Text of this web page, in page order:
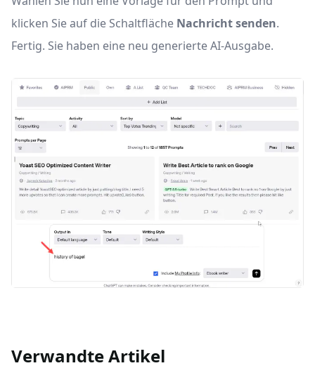
klicken Sie auf die Schaltfläche Nachricht senden.
Fertig. Sie haben eine neu generierte AI-Ausgabe.
Verwandte Artikel